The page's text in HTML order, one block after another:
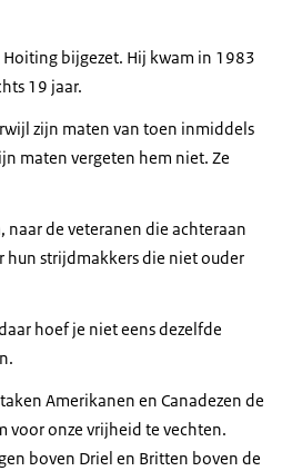
Hoiting bijgezet. Hij kwam in 1983
19 jaar.
zijn maten van toen inmiddels
maten vergeten hem niet. Ze
de veteranen die achteraan
hun strijdmakkers die niet ouder
hoef je niet eens dezelfde
Amerikanen en Canadezen de
voor onze vrijheid te vechten.
boven Driel en Britten boven de